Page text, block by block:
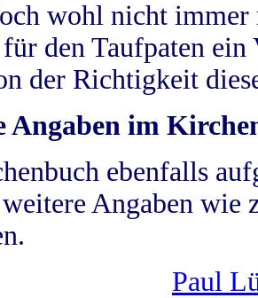
wohl nicht
den Taufpaten
der Richtigkeit
Angaben im
ebenfalls
Angaben wie
Paul